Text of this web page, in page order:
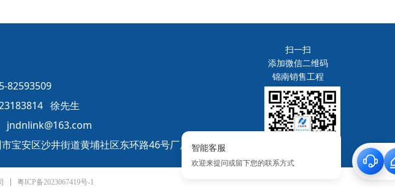
扫一扫
添加微信二维码
锦南销售工程
82593509
徐先生
jndnlink@163.com
宝安区沙井街道黄埔社区东环路46号厂房1栋9楼
粤ICP备2023067419号-1